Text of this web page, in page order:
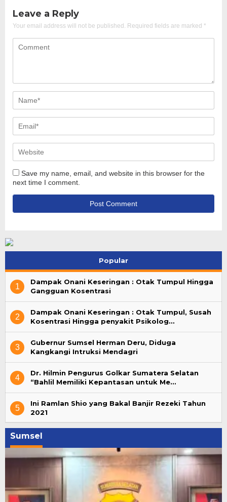
Leave a Reply
Your email address will not be published. Required fields are marked *
Save my name, email, and website in this browser for the
next time I comment.
Popular
1
Dampak Onani Keseringan : Otak Tumpul Hingga
Gangguan Kosentrasi
2
Dampak Onani Keseringan : Otak Tumpul, Susah
Kosentrasi Hingga penyakit Psikolog…
3
Gubernur Sumsel Herman Deru, Diduga
Kangkangi Intruksi Mendagri
4
Dr. Hilmin Pengurus Golkar Sumatera Selatan
“Bahlil Memiliki Kepantasan untuk Me…
5
Ini Ramlan Shio yang Bakal Banjir Rezeki Tahun
2021
Sumsel